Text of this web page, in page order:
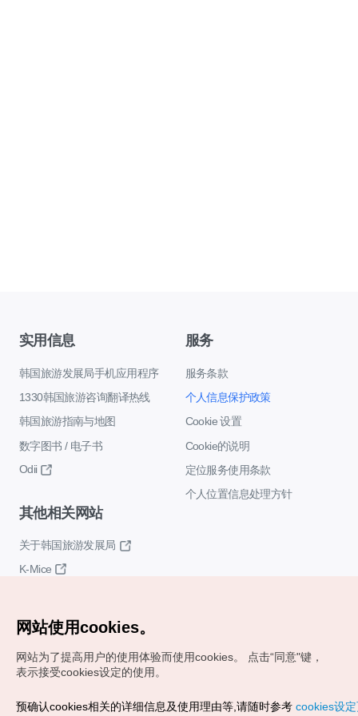
实用信息
韩国旅游发展局手机应用程序
1330韩国旅游咨询翻译热线
韩国旅游指南与地图
数字图书 / 电子书
Odii
服务
服务条款
个人信息保护政策
Cookie 设置
Cookie的说明
定位服务使用条款
个人位置信息处理方针
其他相关网站
关于韩国旅游发展局
K-Mice
Copyrights (c) 韩国旅游发展局版权所有
网站使用cookies。
网站为了提高用户的使用体验而使用cookies。
点击“同意"键，
表示接受cookies设定的使用。
预确认cookies相关的详细信息及使用理由等,请随时参考 cookies设